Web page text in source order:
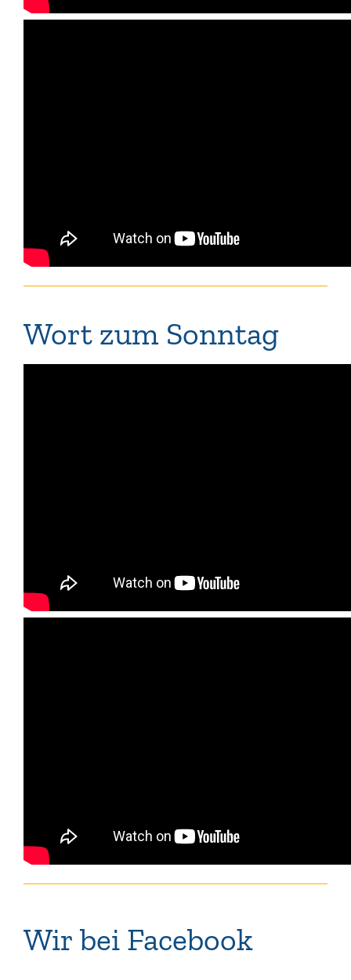
Wort zum Sonntag
Wir bei Facebook